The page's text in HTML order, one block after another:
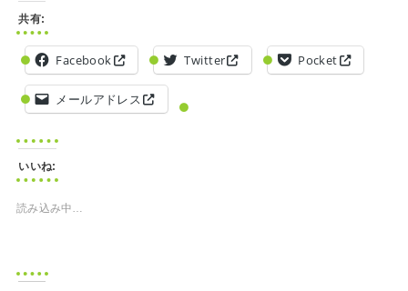
共有:
Facebook Twitter Pocket
メールアドレス
いいね:
読み込み中…